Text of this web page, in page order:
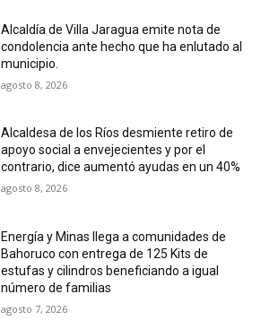
Alcaldía de Villa Jaragua emite nota de
condolencia ante hecho que ha enlutado al
municipio.
agosto 8, 2026
Alcaldesa de los Ríos desmiente retiro de
apoyo social a envejecientes y por el
contrario, dice aumentó ayudas en un 40%
agosto 8, 2026
Energía y Minas llega a comunidades de
Bahoruco con entrega de 125 Kits de
estufas y cilindros beneficiando a igual
número de familias
agosto 7, 2026